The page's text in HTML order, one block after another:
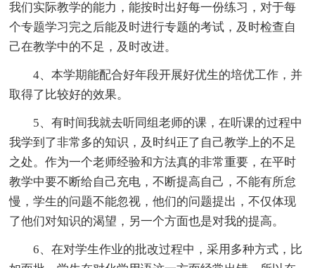
我们实际教学的能力，能按时出好每一份练习，对于每
个专题学习完之后能及时进行专题的考试，及时检查自
己在教学中的不足，及时改进。
4、本学期能配合好年段开展好优生的培优工作，并
取得了比较好的效果。
5、有时间我就去听同组老师的课，在听课的过程中
我学到了非常多的知识，及时纠正了自己教学上的不足
之处。作为一个老师经验和方法真的非常重要，在平时
教学中要不断给自己充电，不断提高自己，不能有所怠
慢，学生的问题不能忽视，他们的问题提出，不仅体现
了他们对知识的渴望，另一个方面也是对我的提高。
6、在对学生作业的批改过程中，采用多种方式，比